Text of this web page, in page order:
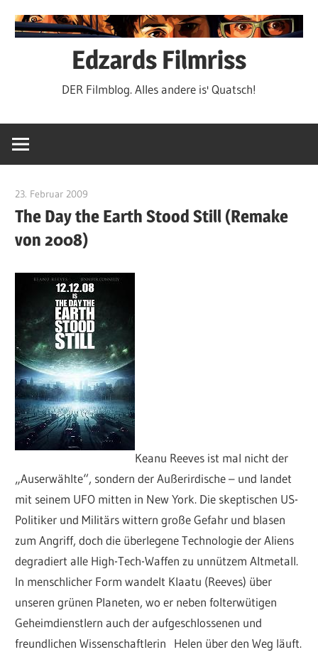
Inhalt
Edzards Filmriss
DER Filmblog. Alles andere is' Quatsch!
23. Februar 2009
The Day the Earth Stood Still (Remake
von 2008)
Keanu Reeves ist mal nicht der
„Auserwählte“, sondern der Außerirdische – und landet
mit seinem UFO mitten in New York. Die skeptischen US-
Politiker und Militärs wittern große Gefahr und blasen
zum Angriff, doch die überlegene Technologie der Aliens
degradiert alle High-Tech-Waffen zu unnützem Altmetall.
In menschlicher Form wandelt Klaatu (Reeves) über
unseren grünen Planeten, wo er neben folterwütigen
Geheimdienstlern auch der aufgeschlossenen und
freundlichen Wissenschaftlerin Helen über den Weg läuft.